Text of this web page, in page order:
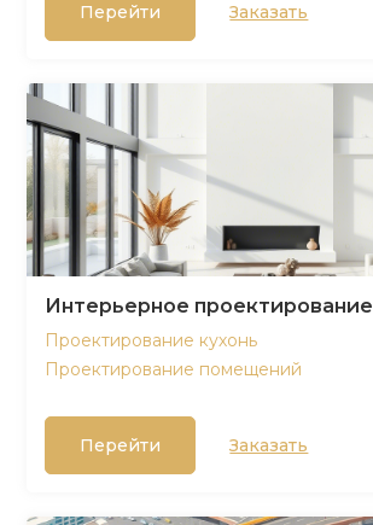
Перейти Заказать
Интерьерное проектирование
Проектирование кухонь
Проектирование помещений
Перейти Заказать